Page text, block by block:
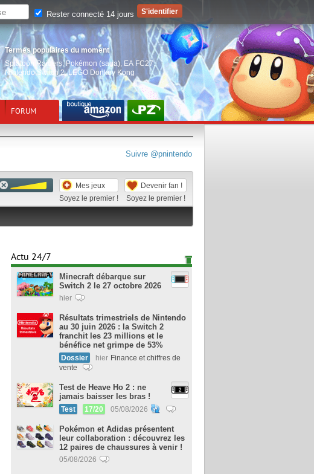
Termes populaires du moment
Splatoon Raiders, Pokémon (saga) EA FC27,
Nintendo Switch 2,LEGO Donkey Kong
FORUM
Suivre @pnintendo
Mes jeux
Soyez le premier !
Devenir fan !
Soyez le premier !
Actu 24/7
Minecraft débarque sur
Switch 2 le 27 octobre 2026
hier
Résultats trimestriels de Nintendo
au 30 juin 2026 : la Switch 2
franchit les 23 millions et le
bénéfice net grimpe de 53%
Dossier hier Finance et chiffres de
vente
Test de Heave Ho 2 : ne
jamais baisser les bras !
Test 17/20 05/08/2026
Pokémon et Adidas présentent
leur collaboration : découvrez les
12 paires de chaussures à venir !
05/08/2026
Rester connecté 14 jours